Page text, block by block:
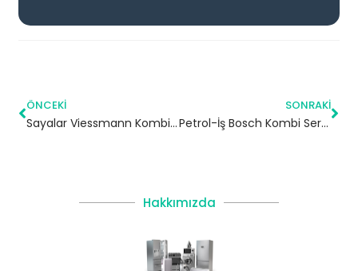
ÖNCEKI
Sayalar Viessmann Kombi Servisi – Silivri Yetkili Servis
SONRAKI
Petrol-İş Bosch Kombi Servisi – Kartal Yetkili Servis
Hakkımızda